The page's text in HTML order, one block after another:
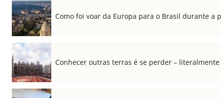
Como foi voar da Europa para o Brasil durante a
Conhecer outras terras é se perder – literalmente